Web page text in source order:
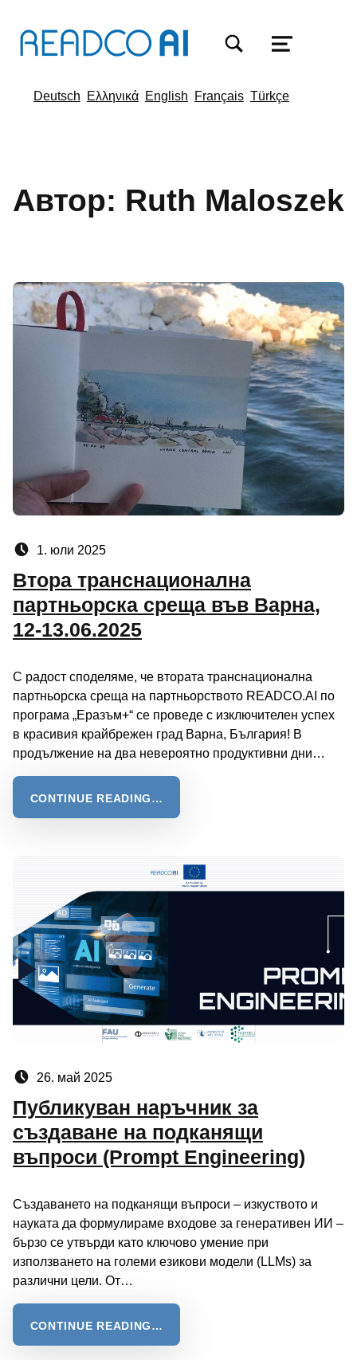
TOGGLE SEARCH FORM MODAL BOX
MENU
Deutsch Ελληνικά English Français Türkçe
Автор: Ruth Maloszek
1. юли 2025
Втора транснационална
партньорска среща във Варна,
12-13.06.2025
С радост споделяме, че втората транснационална
партньорска среща на партньорството READCO.AI по
програма „Еразъм+“ се проведе с изключителен успех
в красивия крайбрежен град Варна, България! В
продължение на два невероятно продуктивни дни…
CONTINUE READING…
Posted on:
26. май 2025
Публикуван наръчник за
създаване на подканящи
въпроси (Prompt Engineering)
Създаването на подканящи въпроси – изкуството и
науката да формулираме входове за генеративен ИИ –
бързо се утвърди като ключово умение при
използването на големи езикови модели (LLMs) за
различни цели. От…
CONTINUE READING…